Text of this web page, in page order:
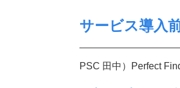
サービス導入
PSC 田中）Perfect